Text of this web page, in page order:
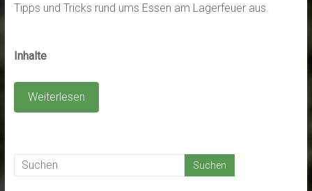
Tipps und Tricks rund ums Essen am Lagerfeuer aus.
Inhalte
Weiterlesen